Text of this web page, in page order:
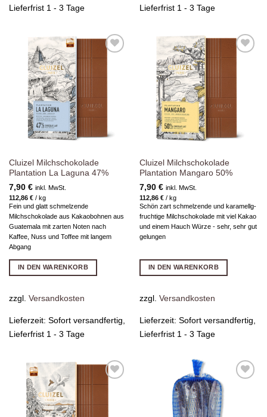
Lieferfrist 1 - 3 Tage
Lieferfrist 1 - 3 Tage
hinzufügen
Cluizel Milchschokolade
Plantation La Laguna 47%
7,90 € inkl. MwSt.
112,86 €/ kg
Fein und glatt schmelzende
Milchschokolade aus Kakaobohnen aus
Guatemala mit zarten Noten nach
Kaffee, Nuss und Toffee mit langem
Abgang
IN DEN WARENKORB
zzgl. Versandkosten
Lieferzeit: Sofort versandfertig,
Lieferfrist 1 - 3 Tage
Cluizel Milchschokolade
Plantation Mangaro 50%
7,90 € inkl. MwSt.
112,86 €/ kg
Schön zart schmelzende und karamellg-
fruchtige Milchschokolade mit viel Kakao
und einem Hauch Würze - sehr, sehr gut
gelungen
IN DEN WARENKORB
zzgl. Versandkosten
Lieferzeit: Sofort versandfertig,
Lieferfrist 1 - 3 Tage
hinzufügen
Wunschliste
hinzufügen